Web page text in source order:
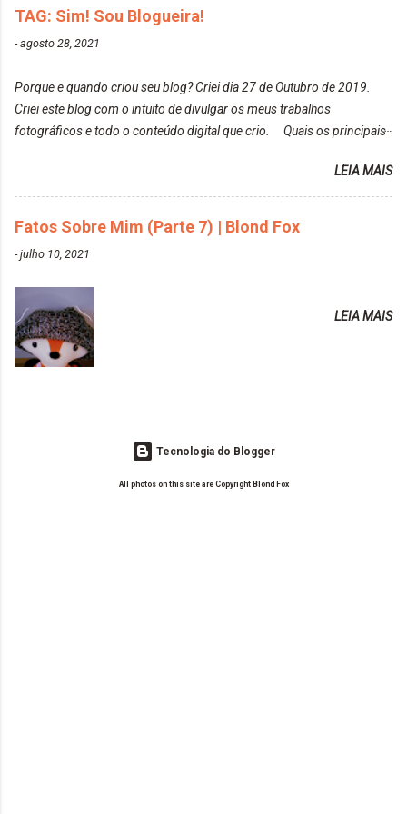
elas fiquem no modo original? Sou do time foto
de um determinado lugar ou de algo que estou
fotografan...
de todos que fiz para vocês verem: ✨ Alfaparf | Alta
Moda é... Creative Crazy Colors Pink
Turkiss Blue
https://www.adrielly.com.br/2020/02/keraton-hard-
colors-turkiss-blue.html ✨ Alpha Line | Máscara
Ozzy Lilac
em meu cabelo, pois, sempre jogava tinta em cima
TAG: Sim! Sou Blogueira!
-agosto 28, 2021
Porque e quando criou seu blog? Criei dia 27 de Outubro de 2019.
Criei este blog com o intuito de divulgar os meus trabalhos
fotográficos e todo o conteúdo digital que crio. Quais os principais
vida de Blogueira? Tem sido um sonho. Minha família me apoia muito.
Qual a parte chata da vida de Blogueira? Às vezes, a criatividade vai
embora... O que tem de melhor em ser Blogueira? Ver o seu trabalho
sendo reconhecido. Aonde deseja chegar com o seu Blog? Muito
além daquilo que imagino. Seu blog pra você é profissional ou passa-
tempo? Vejo como sendo profissional. Me empenho muito fazendo
tudo para ele. Quais blogs acompanha, e quais indica? Eu acompanho
o Drilly Design e comecei a ler as postagens do antigo blog da Sweet
Carol "Magic Days". Tem sido fácil o convívio com seguidoras e
leitoras? Claro. Seu blog já esta como quer, ou ainda ...
LEIA MAIS
Fatos Sobre Mim (Parte 7) | Blond Fox
-julho 10, 2021
LEIA MAIS
Tecnologia do Blogger
All photos on this site are Copyright Blond Fox